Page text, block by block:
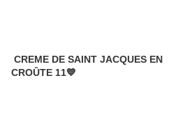
CREME DE SAINT JACQUES EN
CROÛTE 11💙